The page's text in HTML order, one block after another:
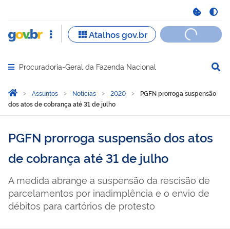
Abrir menu principal de navegação
Procuradoria-Geral da Fazenda Nacional
Você está aqui:
Página Inicial
Assuntos Notícias 2020
PGFN prorroga suspensão
dos atos de cobrança até 31 de julho
PGFN prorroga suspensão dos atos
de cobrança até 31 de julho
A medida abrange a suspensão da rescisão de
parcelamentos por inadimplência e o envio de
débitos para cartórios de protesto